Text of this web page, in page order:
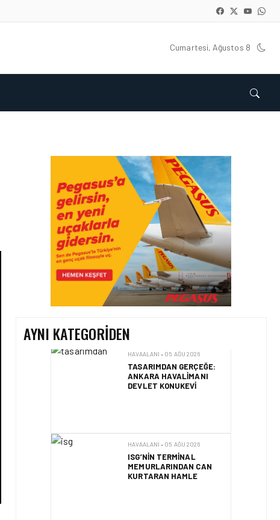
Cumartesi, Ağustos 8
AYNI KATEGORIDEN
HAVAALANI • 05 AĞU 2026
İSTANBUL VALI
YARDIMCISI BEKIR
DINKIRCI’DEN KONTROL
KULESI’NE ZIYARET
HAVAALANI • 05 AĞU 2026
TASARIMDAN GERÇEĞE:
ANKARA HAVALIMANI
DEVLET KONUKEVI
HAVAALANI • 05 AĞU 2026
ISG’NIN TERMINAL
MEMURLARINDAN CAN
KURTARAN HAMLE